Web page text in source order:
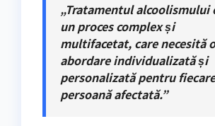
„Tratamentul alcoolismului
un proces complex și
multifacetat, care necesită o
abordare individualizată și
personalizată pentru fiecare
persoană afectată.”